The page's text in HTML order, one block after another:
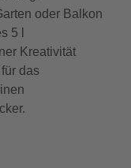
oder Balkon
5 l
Kreativität
das